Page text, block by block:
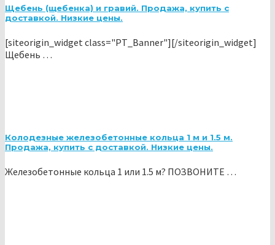
Щебень (щебенка) и гравий. Продажа, купить с
доставкой. Низкие цены.
[siteorigin_widget class="PT_Banner"][/siteorigin_widget]
Щебень …
Колодезные железобетонные кольца 1 м и 1.5 м.
Продажа, купить с доставкой. Низкие цены.
Железобетонные кольца 1 или 1.5 м? ПОЗВОНИТЕ …